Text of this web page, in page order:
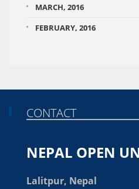
MARCH, 2016
FEBRUARY, 2016
CONTACT
NEPAL OPEN
Lalitpur, Nepal